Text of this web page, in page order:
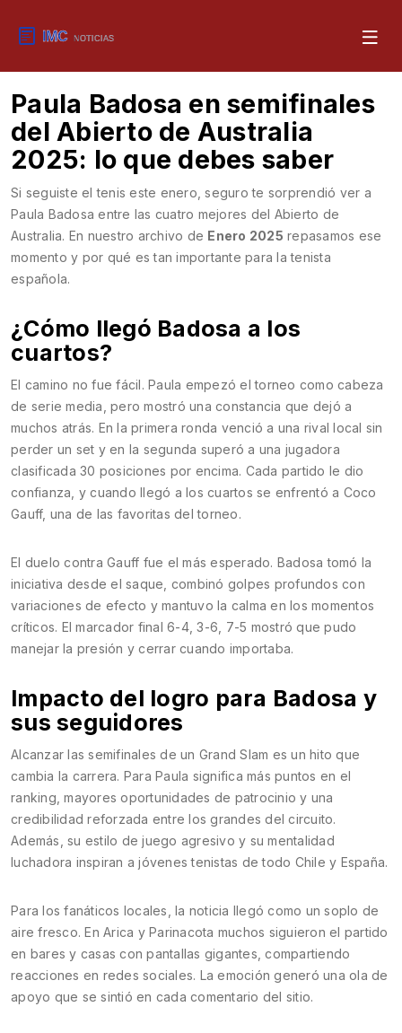
Paula Badosa en semifinales
del Abierto de Australia
2025: lo que debes saber
Si seguiste el tenis este enero, seguro te sorprendió ver a
Paula Badosa entre las cuatro mejores del Abierto de
Australia. En nuestro archivo de Enero 2025 repasamos ese
momento y por qué es tan importante para la tenista
española.
¿Cómo llegó Badosa a los
cuartos?
El camino no fue fácil. Paula empezó el torneo como cabeza
de serie media, pero mostró una constancia que dejó a
muchos atrás. En la primera ronda venció a una rival local sin
perder un set y en la segunda superó a una jugadora
clasificada 30 posiciones por encima. Cada partido le dio
confianza, y cuando llegó a los cuartos se enfrentó a Coco
Gauff, una de las favoritas del torneo.
El duelo contra Gauff fue el más esperado. Badosa tomó la
iniciativa desde el saque, combinó golpes profundos con
variaciones de efecto y mantuvo la calma en los momentos
críticos. El marcador final 6-4, 3-6, 7-5 mostró que pudo
manejar la presión y cerrar cuando importaba.
Impacto del logro para Badosa y
sus seguidores
Alcanzar las semifinales de un Grand Slam es un hito que
cambia la carrera. Para Paula significa más puntos en el
ranking, mayores oportunidades de patrocinio y una
credibilidad reforzada entre los grandes del circuito.
Además, su estilo de juego agresivo y su mentalidad
luchadora inspiran a jóvenes tenistas de todo Chile y España.
Para los fanáticos locales, la noticia llegó como un soplo de
aire fresco. En Arica y Parinacota muchos siguieron el partido
en bares y casas con pantallas gigantes, compartiendo
reacciones en redes sociales. La emoción generó una ola de
apoyo que se sintió en cada comentario del sitio.